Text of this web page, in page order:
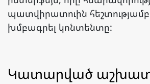
պատվիրատուին հեշտությամբ
խմբագրել կոնտենտը:
Կատարված